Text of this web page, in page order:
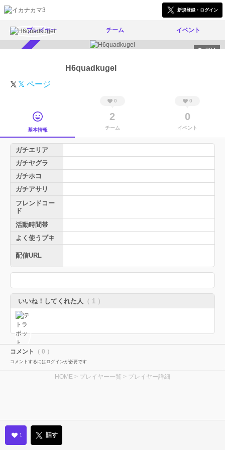
新規登録・ログイン
プレイヤー チーム イベント
384
H6quadkugel
𝕏 ページ
基本情報
0
2
チーム
0
0
イベント
ガチエリア
ガチヤグラ
ガチホコ
ガチアサリ
フレンドコー
ド
活動時間帯
よく使うブキ
配信URL
いいね！してくれた人 （ 1 ）
コメント （ 0 ）
コメントするにはログインが必要です
HOME > プレイヤー一覧 > プレイヤー詳細
1 話す